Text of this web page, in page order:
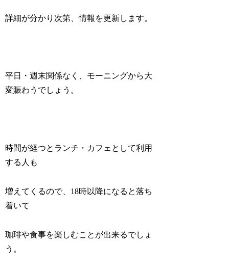
詳細が分かり次第、情報を更新します。
平日・週末関係なく、モーニングから大
変賑わうでしょう。
時間が経つとランチ・カフェとして利用
する人も
増えてくるので、18時以降になると落ち
着いて
珈琲や食事を楽しむことが出来るでしょ
う。